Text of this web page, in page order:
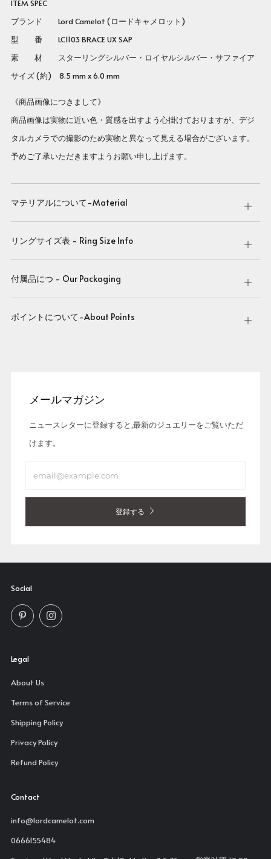
ITEM SPEC
ブランド Lord Camelot (ロードキャメロット)
型 番 LC1103 BRACE UX SAP
素 材 スターリングシルバー・ロイヤルシルバー・サファイア
サイズ (約) 8.5 mm x 6.0 mm
《商品画像につきまして》
商品画像は実物に近い色・質感を出すよう心掛けておりますが、デジ
タルカメラでの撮影のため実物と異なって見える場合がございます。
予めご了承いただきますようお願い申し上げます。
マテリアルについて-Material
Open
tab
リングサイズ表 - Ring Size Info
Open
tab
付属品につ - Our Packaging
Open
tab
ポイントについて-About Points
Open
メールマガジン
ニュースレターに登録すると,最新のジュエリーをご覧いただ
けます。
登録する
Social
PinterestInstagram
Legal
About Us
Terms of Service
Shipping Policy
Privacy Policy
Refund Policy
Contact
info@lordcamelot.com
0666155484